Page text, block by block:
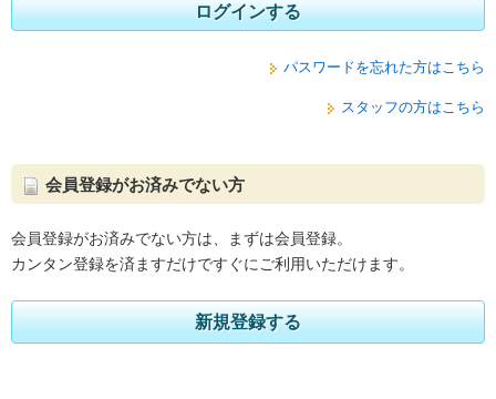
ログインする
パスワードを忘れた方はこちら
スタッフの方はこちら
会員登録がお済みでない方
会員登録がお済みでない方は、まずは会員登録。
カンタン登録を済ますだけですぐにご利用いただけます。
新規登録する